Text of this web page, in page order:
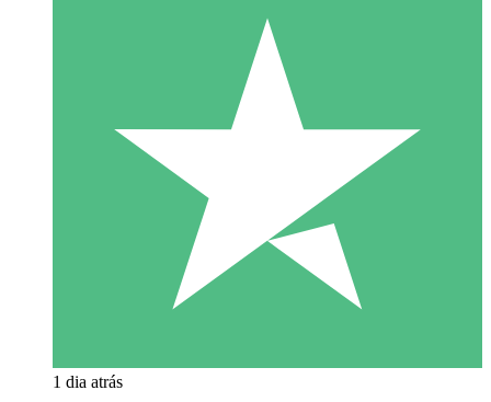
1 dia atrás